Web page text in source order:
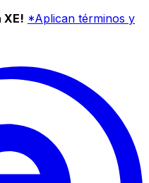
XE! *Aplican términos y